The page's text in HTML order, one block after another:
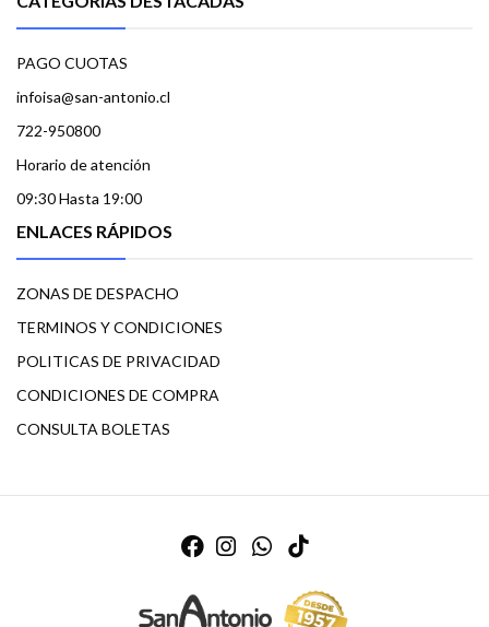
PAGO CUOTAS
infoisa@san-antonio.cl
722-950800
Horario de atención
09:30 Hasta 19:00
ENLACES RÁPIDOS
ZONAS DE DESPACHO
TERMINOS Y CONDICIONES
POLITICAS DE PRIVACIDAD
CONDICIONES DE COMPRA
CONSULTA BOLETAS